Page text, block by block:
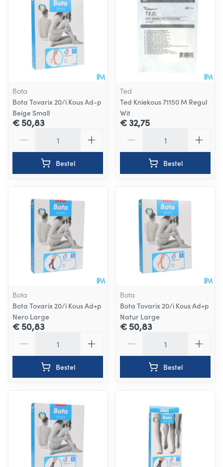
Bota
Bota Tovarix 20/i Kous Ad-p
Beige Small
€ 50,83
Bestel
Ted
Ted Kniekous 71150 M Regul
Wit
€ 32,75
Bestel
Bota
Bota Tovarix 20/i Kous Ad+p
Nero Large
€ 50,83
Bestel
Bota
Bota Tovarix 20/i Kous Ad+p
Natur Large
€ 50,83
Bestel